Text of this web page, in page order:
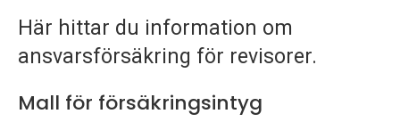
s
Här hittar du information om
ansvarsförsäkring för revisorer.
Mall för försäkringsintyg